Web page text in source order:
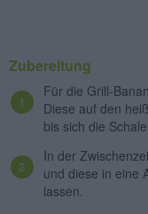
Zubereitung
Für die Grill-
Diese auf den
bis sich die
In der
und diese in eine
lassen.